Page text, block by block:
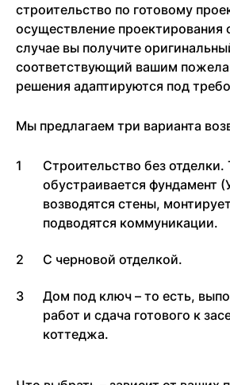
строительство по готовому
осуществление проектирования
случае вы получите
соответствующий вашим
решения адаптируются под
Мы предлагаем три варианта
Строительство без отделки.
обустраивается фундамент
возводятся стены,
подводятся коммуникации.
С черновой отделкой.
Дом под ключ – то есть,
работ и сдача готового к
коттеджа.